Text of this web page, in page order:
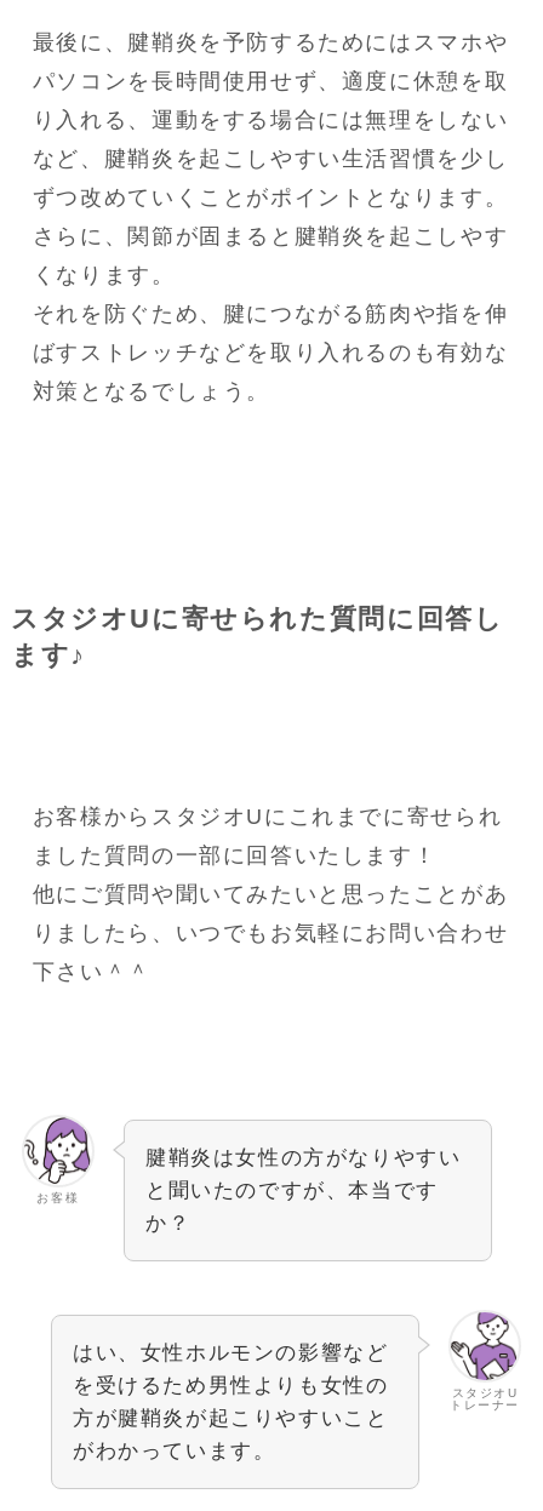
最後に、腱鞘炎を予防するためにはスマホや
パソコンを長時間使用せず、適度に休憩を取
り入れる、運動をする場合には無理をしない
など、腱鞘炎を起こしやすい生活習慣を少し
ずつ改めていくことがポイントとなります。
さらに、関節が固まると腱鞘炎を起こしやす
くなります。
それを防ぐため、腱につながる筋肉や指を伸
ばすストレッチなどを取り入れるのも有効な
対策となるでしょう。
スタジオUに寄せられた質問に回答し
ます♪
お客様からスタジオUにこれまでに寄せられ
ました質問の一部に回答いたします！
他にご質問や聞いてみたいと思ったことがあ
りましたら、いつでもお気軽にお問い合わせ
下さい＾＾
お客様
腱鞘炎は女性の方がなりやすい
と聞いたのですが、本当です
か？
スタジオU
トレーナー
はい、女性ホルモンの影響など
を受けるため男性よりも女性の
方が腱鞘炎が起こりやすいこと
がわかっています。